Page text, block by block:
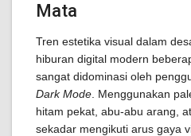
Mata
Tren estetika visual dalam
hiburan digital modern
sangat didominasi oleh
Dark Mode . Menggunakan
hitam pekat, abu-abu arang,
sekadar mengikuti arus gaya